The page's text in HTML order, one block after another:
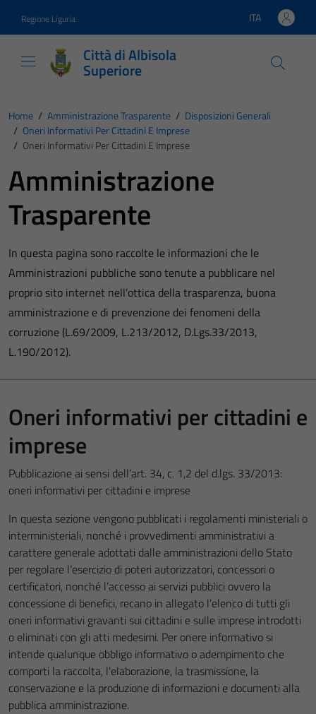
Regione Liguria Lingua attiva:
ITA
Città di Albisola
Superiore
Home / Amministrazione Trasparente / Disposizioni Generali
/ Oneri Informativi Per Cittadini E Imprese
/ Oneri Informativi Per Cittadini E Imprese
Amministrazione
Trasparente
In questa pagina sono raccolte le informazioni che le
Amministrazioni pubbliche sono tenute a pubblicare nel
proprio sito internet nell’ottica della trasparenza, buona
amministrazione e di prevenzione dei fenomeni della
corruzione (L.69/2009, L.213/2012, D.Lgs.33/2013,
L.190/2012).
Oneri informativi per cittadini e
imprese
Pubblicazione ai sensi dell’art. 34, c. 1,2 del d.lgs. 33/2013:
oneri informativi per cittadini e imprese
In questa sezione vengono pubblicati i regolamenti ministeriali o
interministeriali, nonché i provvedimenti amministrativi a
carattere generale adottati dalle amministrazioni dello Stato
per regolare l’esercizio di poteri autorizzatori, concessori o
certificatori, nonché l’accesso ai servizi pubblici ovvero la
concessione di benefici, recano in allegato l’elenco di tutti gli
oneri informativi gravanti sui cittadini e sulle imprese introdotti
o eliminati con gli atti medesimi. Per onere informativo si
intende qualunque obbligo informativo o adempimento che
comporti la raccolta, l’elaborazione, la trasmissione, la
conservazione e la produzione di informazioni e documenti alla
pubblica amministrazione.